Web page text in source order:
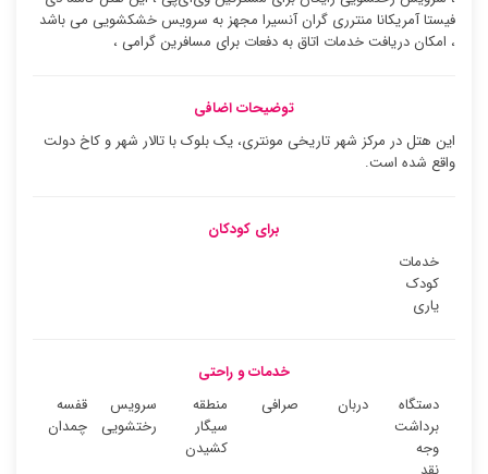
فیستا آمریکانا منترری گران آنسیرا مجهز به سرویس خشکشویی می باشد
، امکان دریافت خدمات اتاق به دفعات برای مسافرین گرامی ،
توضیحات اضافی
این هتل در مرکز شهر تاریخی مونتری، یک بلوک با تالار شهر و کاخ دولت
واقع شده است.
برای کودکان
خدمات
کودک
یاری
خدمات و راحتی
دستگاه
برداشت
وجه
دربان صرافی
منطقه
سیگار
کشیدن
سرویس
رختشویی
قفسه
چمدان